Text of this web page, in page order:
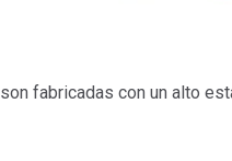
son fabricadas con un alto